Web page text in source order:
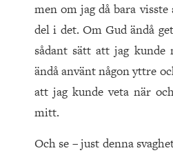
men om jag då bara
del i det. Om Gud ändå
sådant sätt att jag kunde
ändå använt någon yttre
att jag kunde veta när
mitt.
Och se – just denna